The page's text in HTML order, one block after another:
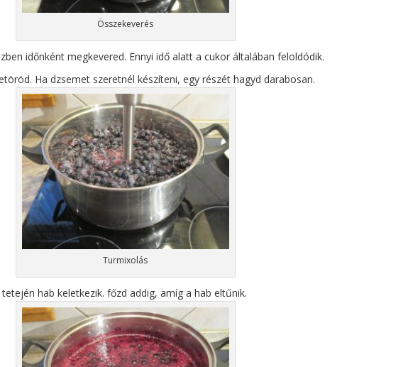
Összekeverés
időnként megkevered. Ennyi idő alatt a cukor általában feloldódik.
Ha dzsemet szeretnél készíteni, egy részét hagyd darabosan.
Turmixolás
hab keletkezik. főzd addig, amíg a hab eltűnik.